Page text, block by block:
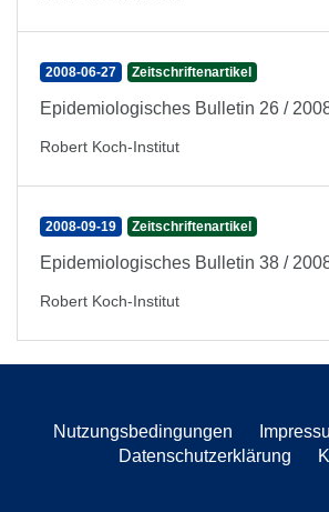
2008-06-27 Zeitschriftenartikel
Epidemiologisches Bulletin 26 /
Robert Koch-Institut
2008-09-19 Zeitschriftenartikel
Epidemiologisches Bulletin 38 /
Robert Koch-Institut
Nutzungsbedingungen
Datenschutzerklärung